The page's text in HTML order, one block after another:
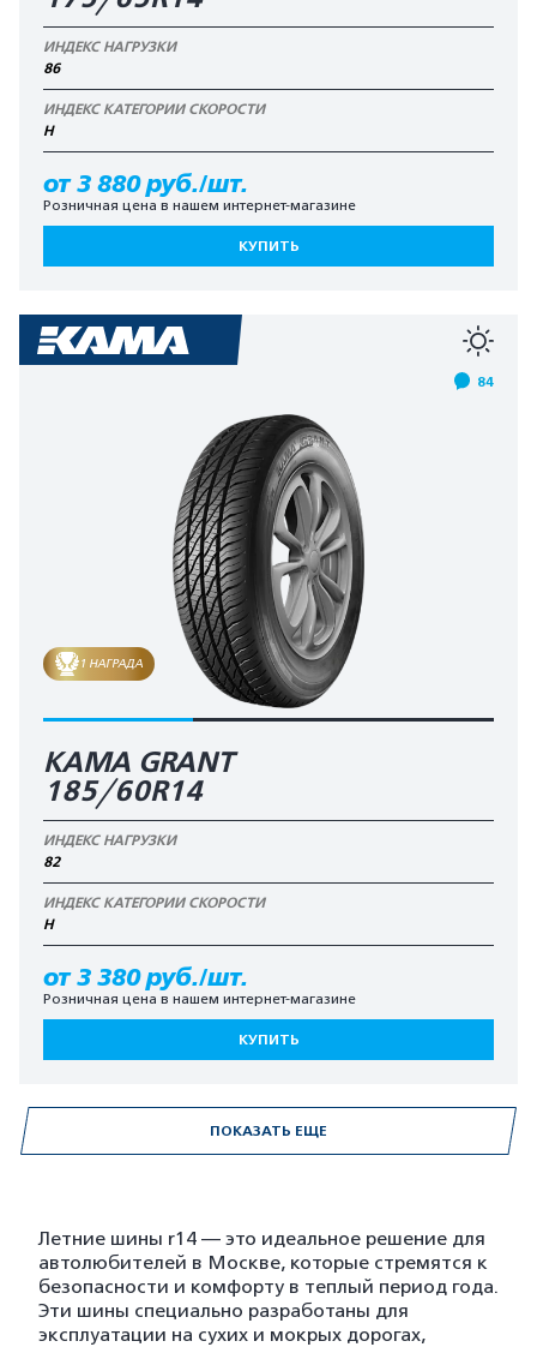
ИНДЕКС НАГРУЗКИ
86
ИНДЕКС КАТЕГОРИИ СКОРОСТИ
H
от 3 880 руб./шт.
Розничная цена в нашем интернет-магазине
КУПИТЬ
84
1 НАГРАДА
KAMA GRANT
185/60R14
ИНДЕКС НАГРУЗКИ
82
ИНДЕКС КАТЕГОРИИ СКОРОСТИ
H
от 3 380 руб./шт.
Розничная цена в нашем интернет-магазине
КУПИТЬ
ПОКАЗАТЬ ЕЩЕ
Летние шины r14 — это идеальное решение для
автолюбителей в Москве, которые стремятся к
безопасности и комфорту в теплый период года.
Эти шины специально разработаны для
эксплуатации на сухих и мокрых дорогах,